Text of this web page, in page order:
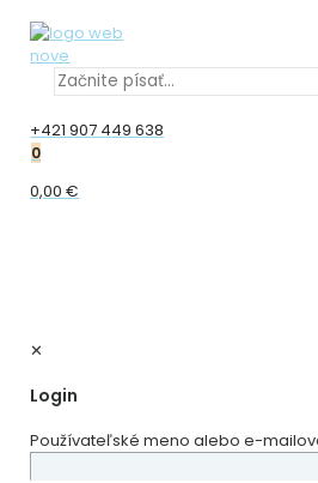
+421 907 449 638
0
0,00 €
✕
Login
Používateľské meno alebo e-